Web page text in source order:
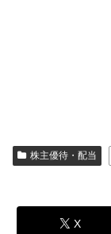
株主優待・配当
X